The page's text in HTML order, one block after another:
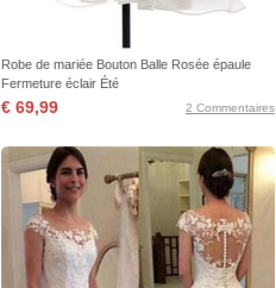
Robe de mariée Bouton Balle Rosée épaule
Fermeture éclair Été
€ 69,99 2 Commentaires